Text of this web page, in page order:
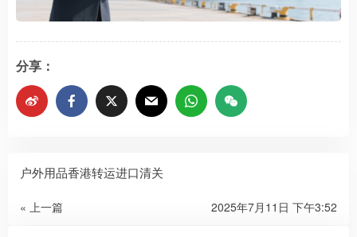
分享：
户外用品香港转运进口清关
« 上一篇 2025年7月11日 下午3:52